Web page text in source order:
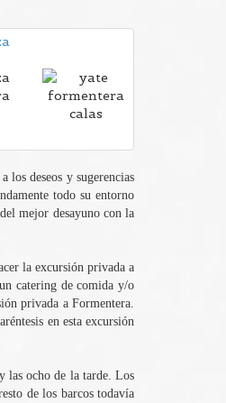
los deseos y sugerencias
todo su entorno
mejor desayuno con la
la excursión privada a
catering de comida y/o
privada a Formentera.
en esta excursión
las ocho de la tarde. Los
de los barcos todavía